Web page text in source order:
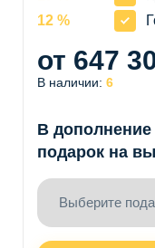
12 %
от 647
В наличии: 6
В дополнение
подарок на
Выберите